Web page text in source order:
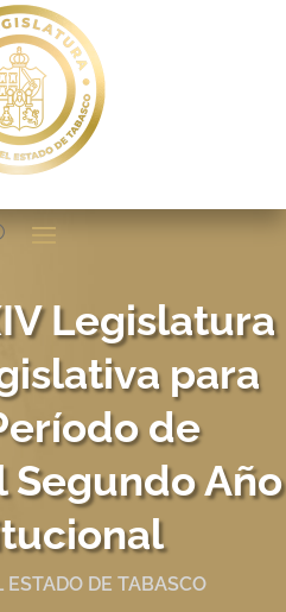
Legislatura
para
de
Segundo Año
ESTADO DE TABASCO